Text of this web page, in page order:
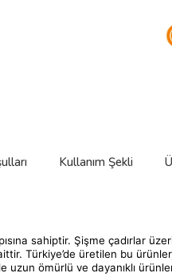
Kullanım Şekli
sahiptir. Şişme çadırlar
Türkiye’de üretilen bu
ömürlü ve dayanıklı